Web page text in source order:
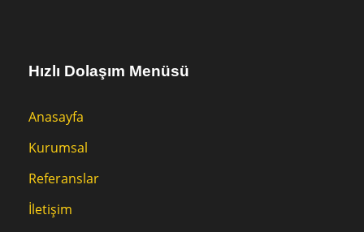
Hızlı Dolaşım Menüsü
Anasayfa
Kurumsal
Referanslar
İletişim